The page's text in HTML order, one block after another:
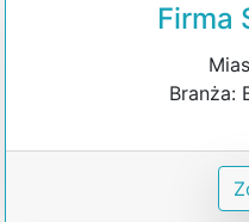
Firma
Branża: